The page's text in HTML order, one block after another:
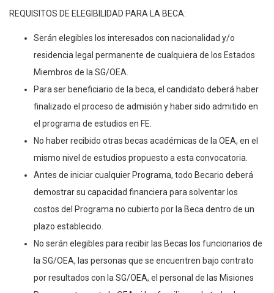
REQUISITOS DE ELEGIBILIDAD PARA LA BECA:
Serán elegibles los interesados con nacionalidad y/o
residencia legal permanente de cualquiera de los Estados
Miembros de la SG/OEA.
Para ser beneficiario de la beca, el candidato deberá haber
finalizado el proceso de admisión y haber sido admitido en
el programa de estudios en FE.
No haber recibido otras becas académicas de la OEA, en el
mismo nivel de estudios propuesto a esta convocatoria.
Antes de iniciar cualquier Programa, todo Becario deberá
demostrar su capacidad financiera para solventar los
costos del Programa no cubierto por la Beca dentro de un
plazo establecido.
No serán elegibles para recibir las Becas los funcionarios de
la SG/OEA, las personas que se encuentren bajo contrato
por resultados con la SG/OEA, el personal de las Misiones